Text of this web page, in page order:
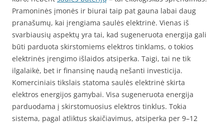
Pramoninės įmonės ir biurai taip pat gauna labai daug
pranašumų, kai įrengiama saulės elektrinė. Vienas iš
svarbiausių aspektų yra tai, kad sugeneruota energija gali
būti parduota skirstomiems elektros tinklams, o tokios
elektrinės įrengimo išlaidos atsiperka. Taigi, tai ne tik
ilgalaikė, bet ir finansinę naudą nešanti investicija.
Komerciniais tikslais statoma saulės elektrinė skirta
elektros energijos gamybai. Visa sugeneruota energija
parduodama į skirstomuosius elektros tinklus. Tokia
sistema, pagal atliktus skaičiavimus, atsiperka per 9–12